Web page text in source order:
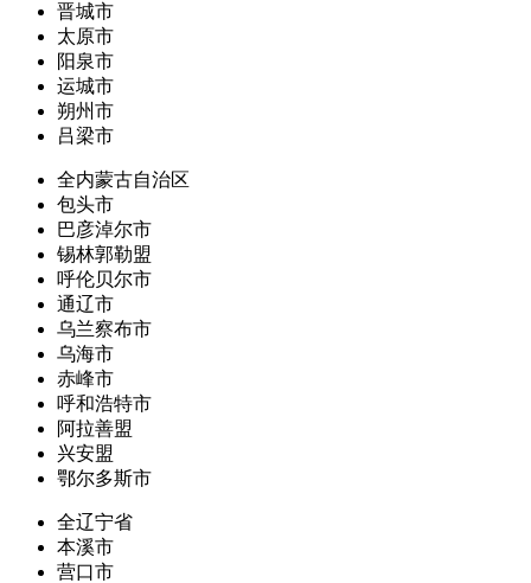
晋城市
太原市
阳泉市
运城市
朔州市
吕梁市
全内蒙古自治区
包头市
巴彦淖尔市
锡林郭勒盟
呼伦贝尔市
通辽市
乌兰察布市
乌海市
赤峰市
呼和浩特市
阿拉善盟
兴安盟
鄂尔多斯市
全辽宁省
本溪市
营口市